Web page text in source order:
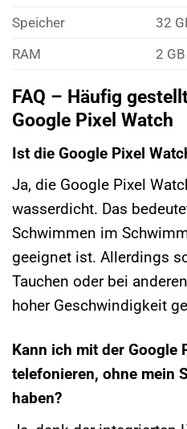
Speicher
32
RAM
2 GB
FAQ – Häufig
Google Pixel Watch
Ist die Google Pixel
Ja, die Google Pixel
wasserdicht. Das
Schwimmen im
geeignet ist. Allerdings
Tauchen oder bei
hoher Geschwindigkeit
Kann ich mit der Google
telefonieren, ohne mein
haben?